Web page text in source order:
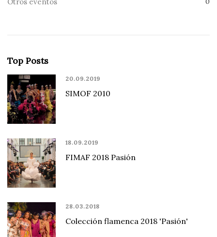
Otros eventos
Top Posts
20.09.2019
SIMOF 2010
18.09.2019
FIMAF 2018 Pasión
28.03.2018
Colección flamenca 2018 'Pasión'